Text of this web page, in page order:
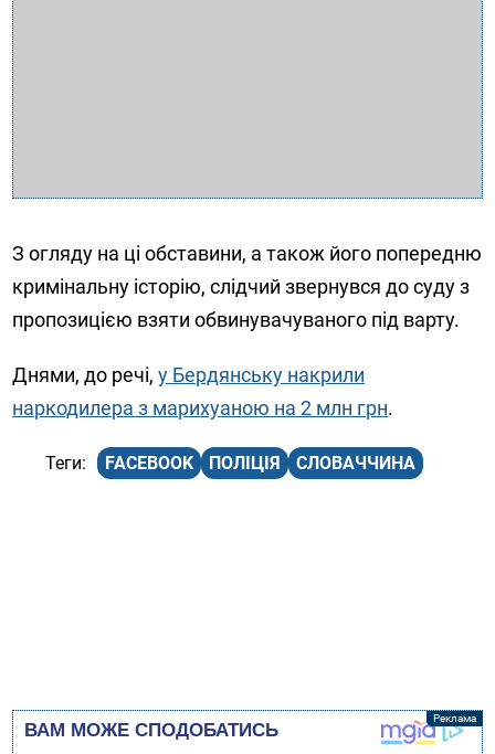
З огляду на ці обставини, а також його попередню
кримінальну історію, слідчий звернувся до суду з
пропозицією взяти обвинувачуваного під варту.
Днями, до речі,у Бердянську накрили
наркодилера з марихуаною на 2 млн грн.
FACEBOOK ПОЛІЦІЯ СЛОВАЧЧИНА